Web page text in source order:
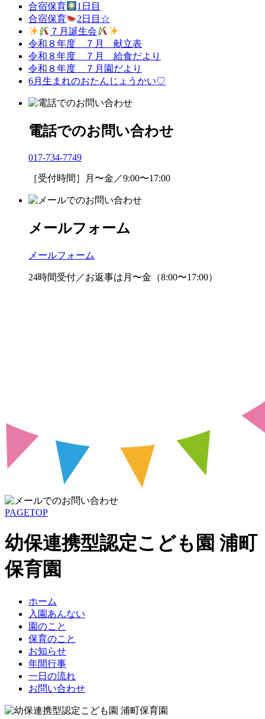
合宿保育
1日目
合宿保育
2日目☆
７月誕生会
令和８年度 ７月 献立表
令和８年度 ７月 給食だより
令和８年度 ７月園だより
6月生まれのおたんじょうかい♡
電話でのお問い合わせ
017-734-7749
［受付時間］月〜金／9:00〜17:00
メールフォーム
メールフォーム
24時間受付／お返事は月〜金（8:00〜17:00）
PAGETOP
幼保連携型認定こども園 浦町
保育園
ホーム
入園あんない
園のこと
保育のこと
お知らせ
年間行事
一日の流れ
お問い合わせ